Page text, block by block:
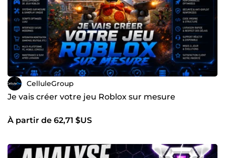
CelluleGroup
Je vais créer votre jeu Roblox sur mesure
À partir de 62,71 $US